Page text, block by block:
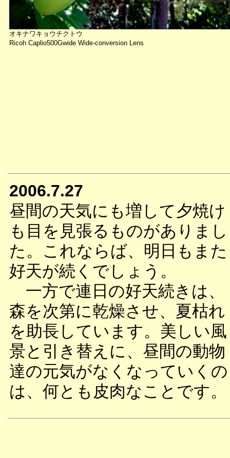
オキナワキョウチクトウ
Ricoh Caplio500Gwide Wide-conversion Lens
2006.7.27
昼間の天気にも増して夕焼け
も目を見張るものがありまし
た。これならば、明日もまた
好天が続くでしょう。
一方で連日の好天続きは、
森を次第に乾燥させ、夏枯れ
を助長しています。美しい風
景と引き替えに、昼間の動物
達の元気がなくなっていくの
は、何とも皮肉なことです。